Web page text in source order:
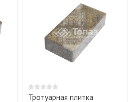
Тротуарная плитка